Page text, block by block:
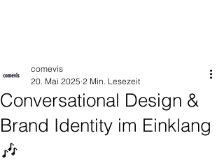
Conversational Design &
Brand Identity im Einklang
🎶
comevis
20. Mai 2025 2 Min. Lesezeit